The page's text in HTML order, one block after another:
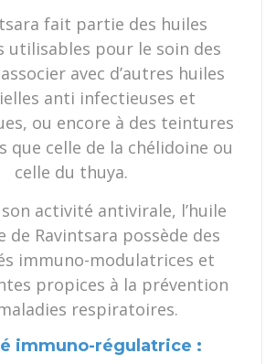
fait partie des huiles
utilisables pour le soin des
avec d’autres huiles
anti infectieuses et
ou encore à des teintures
que celle de la chélidoine ou
celle du thuya.
activité antivirale, l’huile
de Ravintsara possède des
immuno-modulatrices et
propices à la prévention
respiratoires.
immuno-régulatrice :